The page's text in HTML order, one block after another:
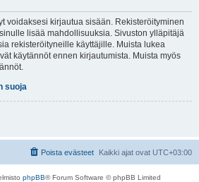
voidaksesi kirjautua sisään. Rekisteröityminen
lisää mahdollisuuksia. Sivuston ylläpitäjä
rekisteröityneille käyttäjille. Muista lukea
käytännöt ennen kirjautumista. Muista myös
suoja
Kaikki ajat ovat UTC+03:00
Poista evästeet
phpBB® Forum Software © phpBB Limited